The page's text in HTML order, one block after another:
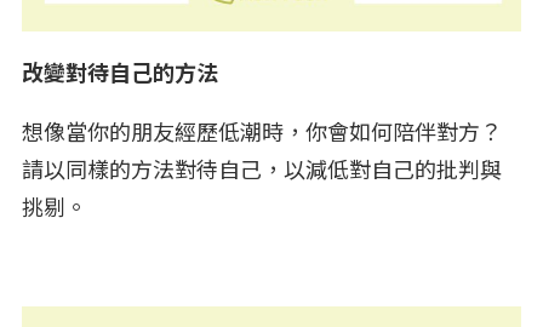
改變對待自己的方法
想像當你的朋友經歷低潮時，你會如何陪伴對方？
請以同樣的方法對待自己，以減低對自己的批判與
挑剔。